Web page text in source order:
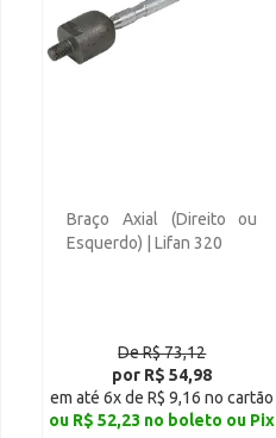
Braço Axial (Direito ou
Esquerdo) | Lifan 320
De R$ 73,12
por R$ 54,98
em até 6x de R$ 9,16 no cartão
ou R$ 52,23 no boleto ou Pix